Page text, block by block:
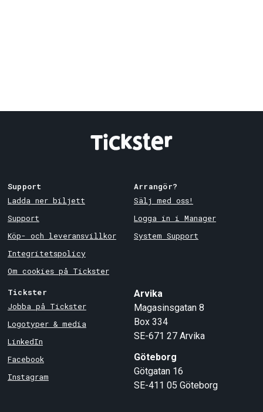
Support
Ladda ner biljett
Support
Köp- och leveransvillkor
Integritetspolicy
Om cookies på Tickster
Arrangör?
Sälj med oss!
Logga in i Manager
System Support
Tickster
Jobba på Tickster
Logotyper & media
LinkedIn
Facebook
Instagram
Arvika
Magasinsgatan 8
Box 334
SE-671 27 Arvika
Göteborg
Götgatan 16
SE-411 05 Göteborg